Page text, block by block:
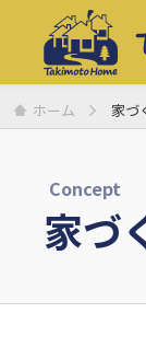
ホーム 家づ
Concept
家づ